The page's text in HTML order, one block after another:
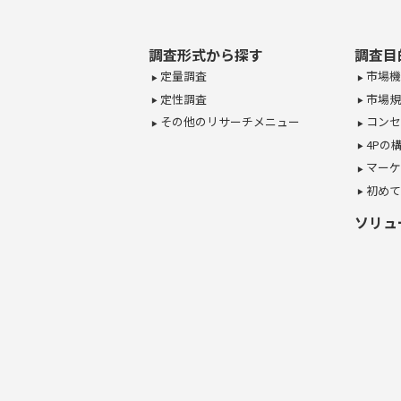
調査形式から探す
定量調査
定性調査
その他のリサーチメニュー
調査
市場
市場
コン
4Pの
マー
初め
ソリ